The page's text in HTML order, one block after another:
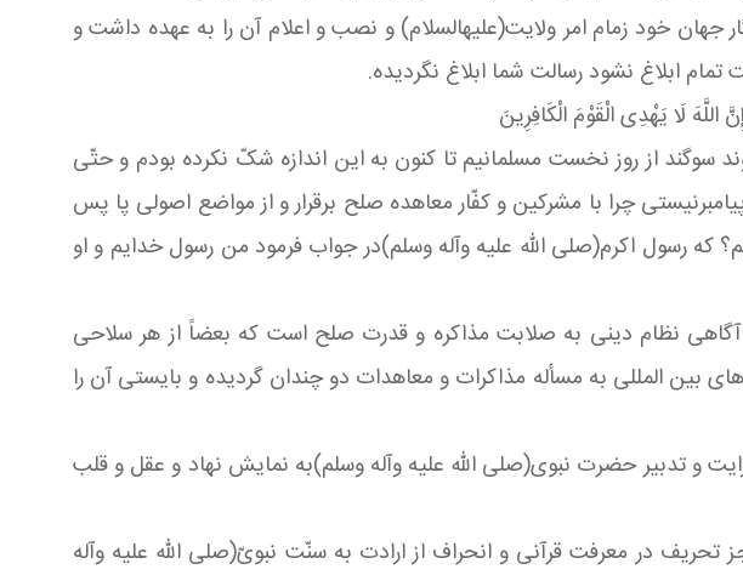
جهان خود زمام امر ولایت(علیهالسلام) و نصب و اعلام آن را به عهده داشت و
تمام ابلاغ نشود رسالت شما ابلاغ نگردیده.
لَا یَهْدِی الْقَوْمَ الْکَافِرِینَ
از روز نخست مسلمانیم تا کنون به این اندازه شکّ نکرده بودم و حتّى
چرا با مشرکین و کفّار معاهده صلح برقرار و از مواضع اصولی پا پس
رسول اکرم(صلی الله علیه وآله وسلم)در جواب فرمود من رسول خدایم و او
نظام دینى به صلابت مذاکره و قدرت صلح است که بعضاً از هر سلاحى
بین المللی به مسأله مذاکرات و معاهدات دو چندان گردیده و بایستی آن را
و تدبیر حضرت نبوی(صلی الله علیه وآله وسلم)به نمایش نهاد و عقل و قلب
در معرفت قرآنی و انحراف از ارادت به سنّت نبوىّ(صلی الله علیه وآله